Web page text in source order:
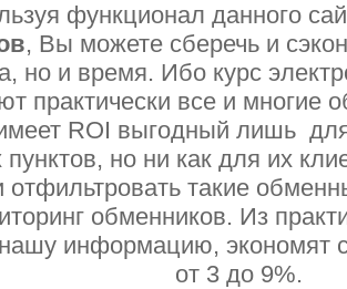
функционал данного
, Вы можете сберечь и
но и время. Ибо курс
практически все и многие
ROI выгодный лишь
но ни как для их
отфильтровать такие
обменников. Из
информацию, экономят
от 3 до 9%.